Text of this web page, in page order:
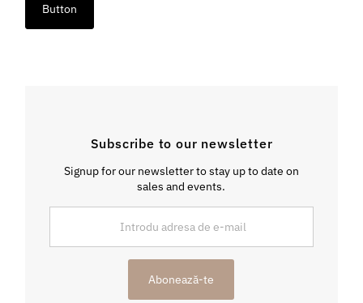
Button
Subscribe to our newsletter
Signup for our newsletter to stay up to date on
sales and events.
de
Abonează-te